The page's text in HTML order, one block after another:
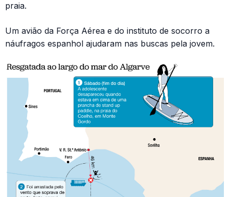
praia.
Um avião da Força Aérea e do instituto de socorro a
náufragos espanhol ajudaram nas buscas pela jovem.